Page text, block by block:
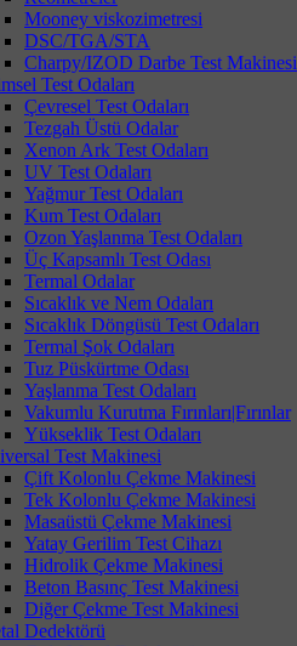
Mooney viskozimetresi
DSC/TGA/STA
Charpy/IZOD Darbe Test Makinesi
Test Odaları
Çevresel Test Odaları
Tezgah Üstü Odalar
Xenon Ark Test Odaları
UV Test Odaları
Yağmur Test Odaları
Kum Test Odaları
Ozon Yaşlanma Test Odaları
Üç Kapsamlı Test Odası
Termal Odalar
Sıcaklık ve Nem Odaları
Sıcaklık Döngüsü Test Odaları
Termal Şok Odaları
Tuz Püskürtme Odası
Yaşlanma Test Odaları
Vakumlu Kurutma Fırınları|Fırınlar
Yükseklik Test Odaları
Test Makinesi
Çift Kolonlu Çekme Makinesi
Tek Kolonlu Çekme Makinesi
Masaüstü Çekme Makinesi
Yatay Gerilim Test Cihazı
Hidrolik Çekme Makinesi
Beton Basınç Test Makinesi
Diğer Çekme Test Makinesi
Dedektörü